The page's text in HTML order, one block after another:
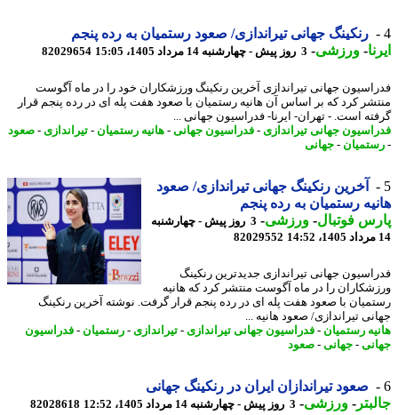
رنکینگ جهانی تیراندازی/ صعود رستمیان به رده پنجم
-ورزشی-3 روز پیش - چهارشنبه 14 مرداد 1405، 15:05 82029654
جهانی تیراندازی آخرین رنکینگ ورزشکاران خود را در ماه آگوست
کرد که بر اساس آن هانیه رستمیان با صعود هفت پله ای در رده پنجم قرار
است. - تهران- ایرنا- فدراسیون جهانی ...
جهانی تیراندازی- فدراسیون جهانی-هانیه رستمیان-تیراندازی- صعود
-جهانی
آخرین رنکینگ جهانی تیراندازی/ صعود
رستمیان به رده پنجم
فوتبال-ورزشی-
3 روز پیش - چهارشنبه
82029552
جهانی تیراندازی جدیدترین رنکینگ
را در ماه آگوست منتشر کرد که هانیه
با صعود هفت پله ای در رده پنجم قرار گرفت. نوشته آخرین رنکینگ
تیراندازی/ صعود هانیه ...
رستمیان-فدراسیون جهانی تیراندازی- تیراندازی- رستمیان-فدراسیون
-جهانی-صعود
صعود تیراندازان ایران در رنکینگ جهانی
-ورزشی-3 روز پیش - چهارشنبه 14 مرداد 1405، 12:52 82028618